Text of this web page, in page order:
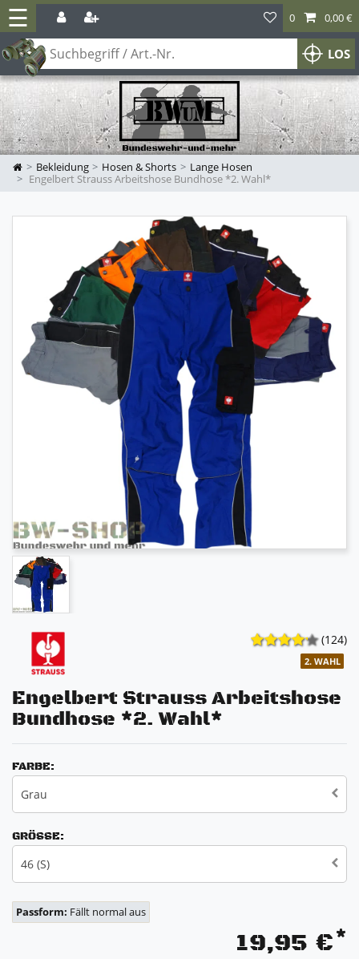
☰
LOS
0 0,00 €
Bekleidung Hosen & Shorts
Lange Hosen
Engelbert Strauss Arbeitshose Bundhose *2. Wahl*
(124)
2. WAHL
Engelbert Strauss Arbeitshose
Bundhose *2. Wahl*
FARBE:
Grau
GRÖSSE:
46 (S)
Passform: Fällt normal aus
19,95 €*